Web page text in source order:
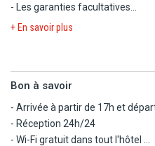
- Les garanties facultatives
- Les autres repas et les boissons
+ En savoir plus
Bon à savoir
- Arrivée à partir de 17h et
- Réception 24h/24
- Wi-Fi gratuit dans tout l'hôtel